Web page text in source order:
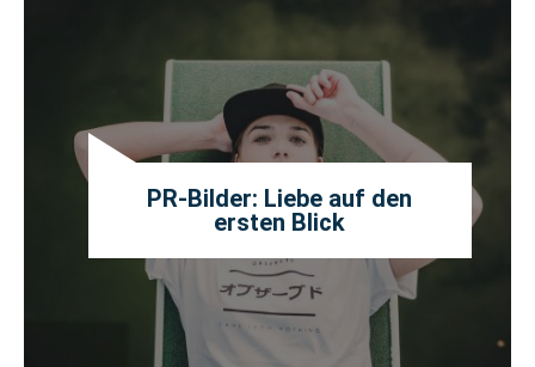
PR-Bilder: Liebe auf den
ersten Blick